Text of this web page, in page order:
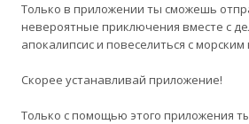
Только в приложении ты сможешь
невероятные приключения вместе с
апокалипсис и повеселиться с морским
Скорее устанавливай приложение!
Только с помощью этого приложения